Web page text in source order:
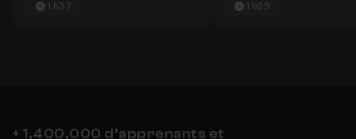
1h37 1h09
+ 1,400,000 d’apprenants et